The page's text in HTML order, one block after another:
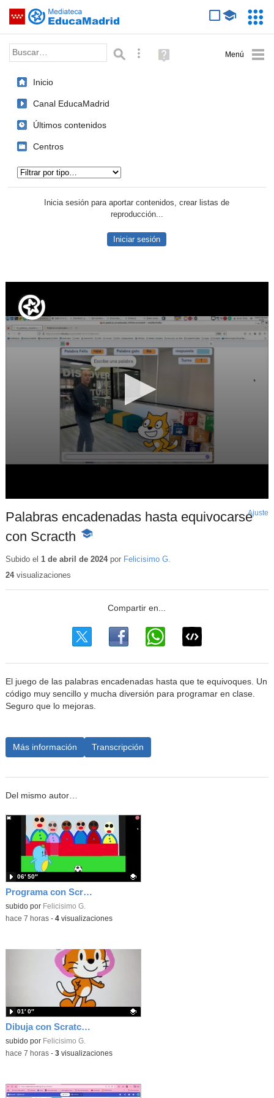
Saltar navegación
Palabra o frase: Búsqueda avanzada
Ayuda
(en
Inicio
Canal EducaMadrid
Últimos contenidos
Centros
Inicia sesión para aportar contenidos, crear listas de
reproducción...
Iniciar sesión
Palabras encadenadas hasta equivocarse
con Scracth
-
educativo
Ajuste
Subido el 1 de abril de 2024por Felicisimo G.
24visualizaciones
El juego de las palabras encadenadas hasta que te equivoques. Un
código muy sencillo y mucha diversión para programar en clase.
Seguro que lo mejoras.
Más información Transcripción
Del mismo autor…
Programa con Scratch unas gradas para que produzca el efecto de desplazamiento.
Contenido educativo.
subido por Felicisimo G.
06′ 50″
-hace 7 horas- 4visualizaciones
Dibuja con Scratch Jr y usa los bloques de aparecer/desparecer para hacer animaciones
Contenido educativo.
subido por Felicisimo G.
01′ 0″
-hace 7 horas- 3visualizaciones